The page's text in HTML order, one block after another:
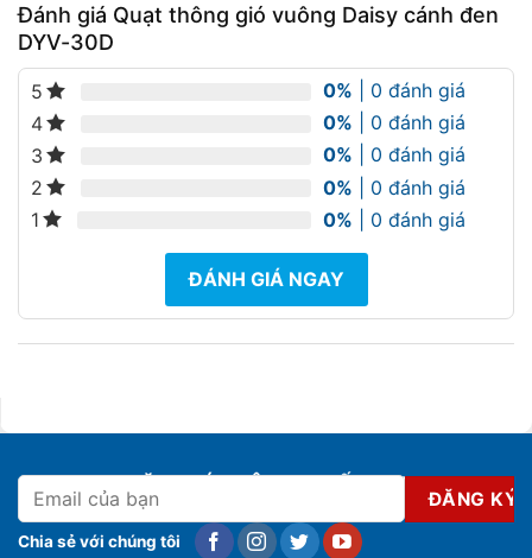
Đánh giá Quạt thông gió vuông Daisy cánh đen
DYV-30D
5 0% | 0 đánh giá
4
0% | 0 đánh giá
3
0% | 0 đánh giá
2
0% | 0 đánh giá
1
0% | 0 đánh giá
ĐÁNH GIÁ NGAY
ĐĂNG KÝ NHẬN KHUYẾN MẠI
Chia sẻ với chúng tôi